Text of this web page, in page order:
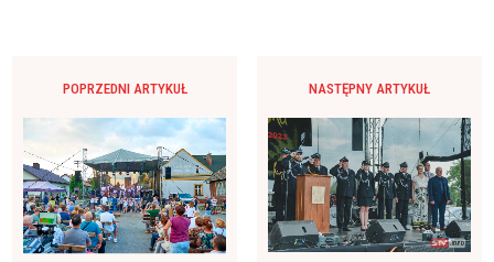
POPRZEDNI ARTYKUŁ NASTĘPNY ARTYKUŁ